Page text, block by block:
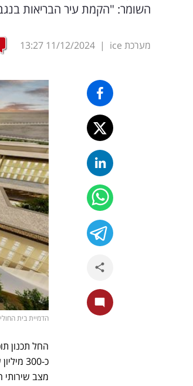
השומר: "הקמת עיר הבריאות
מערכת ice |
11/12/2024
13:27
הדמיית בית
החל תכנון
מצב שירותי